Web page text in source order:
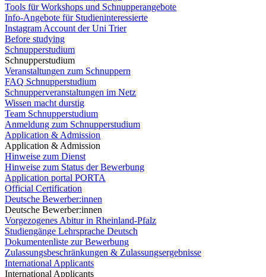
Tools für Workshops und Schnupperangebote
Info-Angebote für Studieninteressierte
Instagram Account der Uni Trier
Before studying
Schnupperstudium
Schnupperstudium
Veranstaltungen zum Schnuppern
FAQ Schnupperstudium
Schnupperveranstaltungen im Netz
Wissen macht durstig
Team Schnupperstudium
Anmeldung zum Schnupperstudium
Application & Admission
Application & Admission
Hinweise zum Dienst
Hinweise zum Status der Bewerbung
Application portal PORTA
Official Certification
Deutsche Bewerber:innen
Deutsche Bewerber:innen
Vorgezogenes Abitur in Rheinland-Pfalz
Studiengänge Lehrsprache Deutsch
Dokumentenliste zur Bewerbung
Zulassungsbeschränkungen & Zulassungsergebnisse
International Applicants
International Applicants